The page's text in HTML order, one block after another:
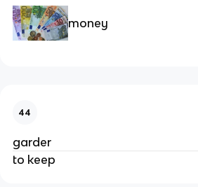
money
44
garder
to keep